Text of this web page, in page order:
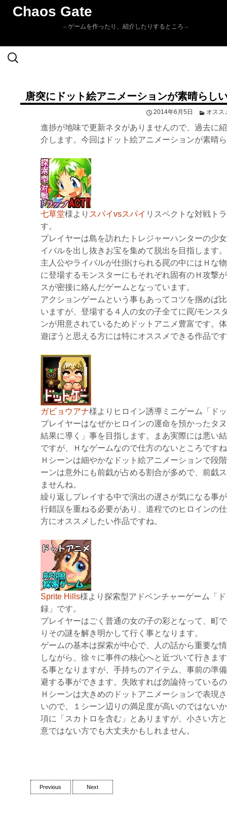
Chaos Gate
– ゲームを作ったり、紹介したりするところ –
Skip to
content
索:
唐突にドット絵アニメーションが素晴らし
2014年6月5日 オスス
進捗が地味で更新ネタがありませんので、過去に
介します。今回はドット絵アニメーションが素晴
七草堂様より スパイvsスパイ リスペクトな対戦ト
す。
プレイヤーは島を訪れたトレジャーハンターの少
イバルを出し抜きお宝を集めて脱出を目指します。
主人公やライバルが仕掛けられる罠の中にはＨな
に登場するモンスターにもそれぞれ固有のＨ攻撃
スが密接に絡んだゲームとなっています。
アクションゲームという事もあってコツを掴めば
いますが、登場する４人の女の子全てに罠/モンス
ンが用意されているためドットアニメ豊富です。
遊ぼうと思える方には特にオススメできる作品で
ガビョウアナ様よりヒロイン誘導ミニゲーム「ド
プレイヤーはなぜかヒロインの運命を預かったタ
結果に導く」事を目指します。まあ実際には悪い
ですが、Ｈなゲームなので仕方のないところです
Ｈシーンは細やかなドット絵アニメーションで段
ーンは意外にも前戯が占める割合が多めで、前戯
ませんね。
繰り返しプレイする中で演出の遅さが気になる事
行錯誤を重ねる必要があり、道程でのヒロインの
方にオススメしたい作品ですね。
Sprite Hills様より探索型アドベンチャーゲーム「
録」です。
プレイヤーはごく普通の女の子の彩となって、町
りその謎を解き明かして行く事となります。
ゲームの基本は探索が中心で、人の話から重要な
しながら、徐々に事件の核心へと近づいて行きま
る事となりますが、手持ちのアイテム、事前の準
避する事ができます。失敗すれば勿論待ってい
Ｈシーンは大きめのドットアニメーションで表現
いので、１シーン辺りの満足度が高いのではない
項に「スカトロを含む」とありますが、小さい方
意ではない方でも大丈夫かもしれません。
Previous Next